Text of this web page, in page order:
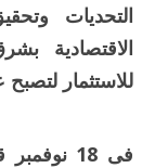
التحديات
الاقتصادية
للاستثمار
فى 18